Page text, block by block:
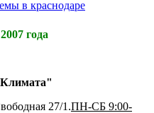
года
27/1.ПН-СБ 9:00-